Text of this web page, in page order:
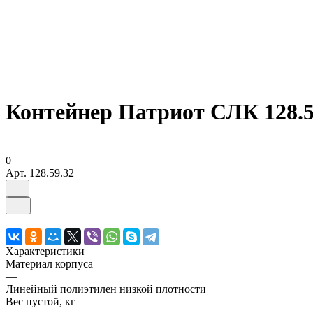
Контейнер Патриот СЛК
0
Арт. 128.59.32
Характеристики
Материал корпуса
—
Линейный полиэтилен низкой плотности
Вес пустой, кг